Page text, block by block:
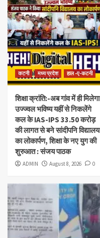
कटनी मध्य प्रदेश हाल -ए-कटनी
शिक्षा क्रांति:-अब गांव में ही मिलेगा
उज्ज्वल भविष्य यहीं से निकलेंगे
कल के IAS-IPS 33.50 करोड़
की लागत से बने सांदीपनि विद्यालय
का लोकार्पण, शिक्षा के नए युग की
शुरुआत : संजय पाठक
ADMIN August 8, 2026 0